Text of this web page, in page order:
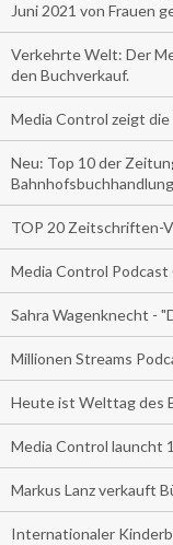
Juni 2021 von Frauen
Verkehrte Welt: Der
den Buchverkauf.
Media Control zeigt
Neu: Top 10 der
TOP 20 Zeitschriften-
Media Control Podcast
Sahra Wagenknecht -
Millionen Streams
Heute ist Welttag des
Media Control launcht
Markus Lanz verkauft
Internationaler